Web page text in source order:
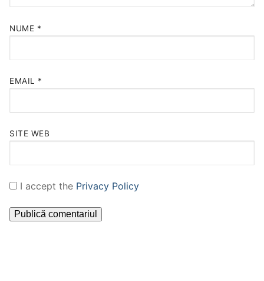
NUME *
EMAIL *
SITE WEB
I accept the Privacy Policy